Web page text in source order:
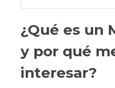
¿Qué es un
y por qué
interesar?